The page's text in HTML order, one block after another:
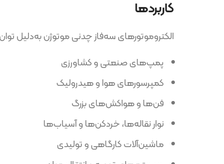
الکتروموتورهای سه‌فاز چدنی موتوژن به‌دلیل توان بالا و
پمپ‌های صنعتی و کشاورزی
کمپرسورهای هوا و هیدرولیک
فن‌ها و هواکش‌های بزرگ
نوار نقاله‌ها، خردکن‌ها و آسیاب‌ها
ماشین‌آلات کارگاهی و تولیدی